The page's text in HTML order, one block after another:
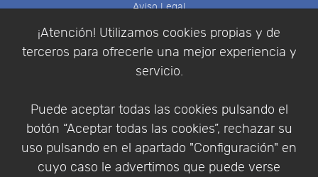
¡Atención! Utilizamos cookies propias y de
terceros para ofrecerle una mejor experiencia y
servicio.
Puede aceptar todas las cookies pulsando el
botón “Aceptar todas las cookies”, rechazar su
uso pulsando en el apartado "Configuración" en
cuyo caso le advertimos que puede verse
Aviso Legal
Política de Privacidad
Condiciones de compra
Identificarse